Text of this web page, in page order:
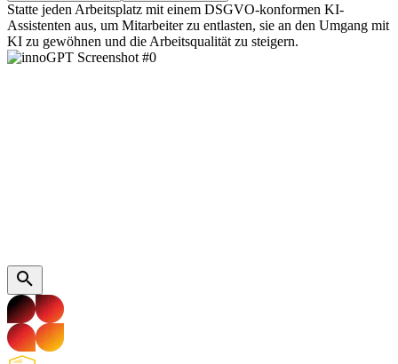
Statte jeden Arbeitsplatz mit einem DSGVO-konformen KI-
Assistenten aus, um Mitarbeiter zu entlasten, sie an den Umgang mit
KI zu gewöhnen und die Arbeitsqualität zu steigern.